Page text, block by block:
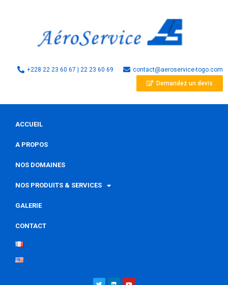
+228 22 23 60 67 | 22 23 60 69
contact@aeroservice-togo.com
Demandez un devis
ACCUEIL
A PROPOS
NOS DOMAINES
NOS PRODUITS & SERVICES
GALERIE
CONTACT